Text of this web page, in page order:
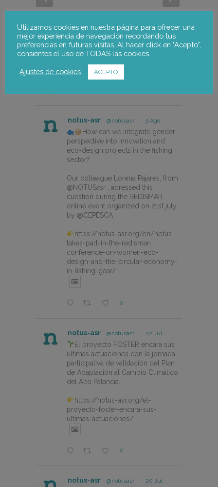
notus-asr @notusasr · 5 Ago
How can we integrate gender
perspective into innovation and
eco-design projects in the fishing
sector?
Our colleague Lorena Pajares, from
@NOTUSasr , adressed this
cuestion during the REDISMAR
online event organized on 21st july
by @CEPESCA
https://notus-asr.org/en/notus-
takes-part-in-the-redismar-
conference-on-women-eco-
design-and-the-circular-economy-
in-fishing-gear/
X
notus-asr @notusasr · 22 Jul
El proyecto FOSTER encara sus
últimas actuaciones con la jornada
participativa de validación del Plan
de Adaptación al Cambio Climático
del Alto Palancia.
https://notus-asr.org/el-
proyecto-foster-encara-sus-
ultimas-actuaciones/
X
notus-asr @notusasr · 20 Jul
Utilizamos cookies en nuestra página para ofrecer una
mejor experiencia de navegación recordando tus
preferencias en futuras visitas. Al hacer click en "Acepto",
consientes el uso de TODAS las cookies.
Ajustes de cookies ACEPTO